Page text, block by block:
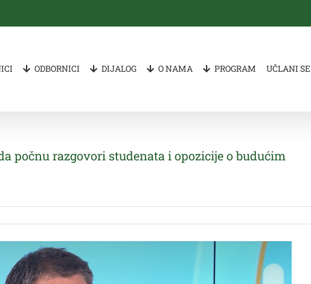
ODBORNICI DIJALOG O NAMA PROGRAM UČLANI SE
počnu razgovori studenata i opozicije o budućim